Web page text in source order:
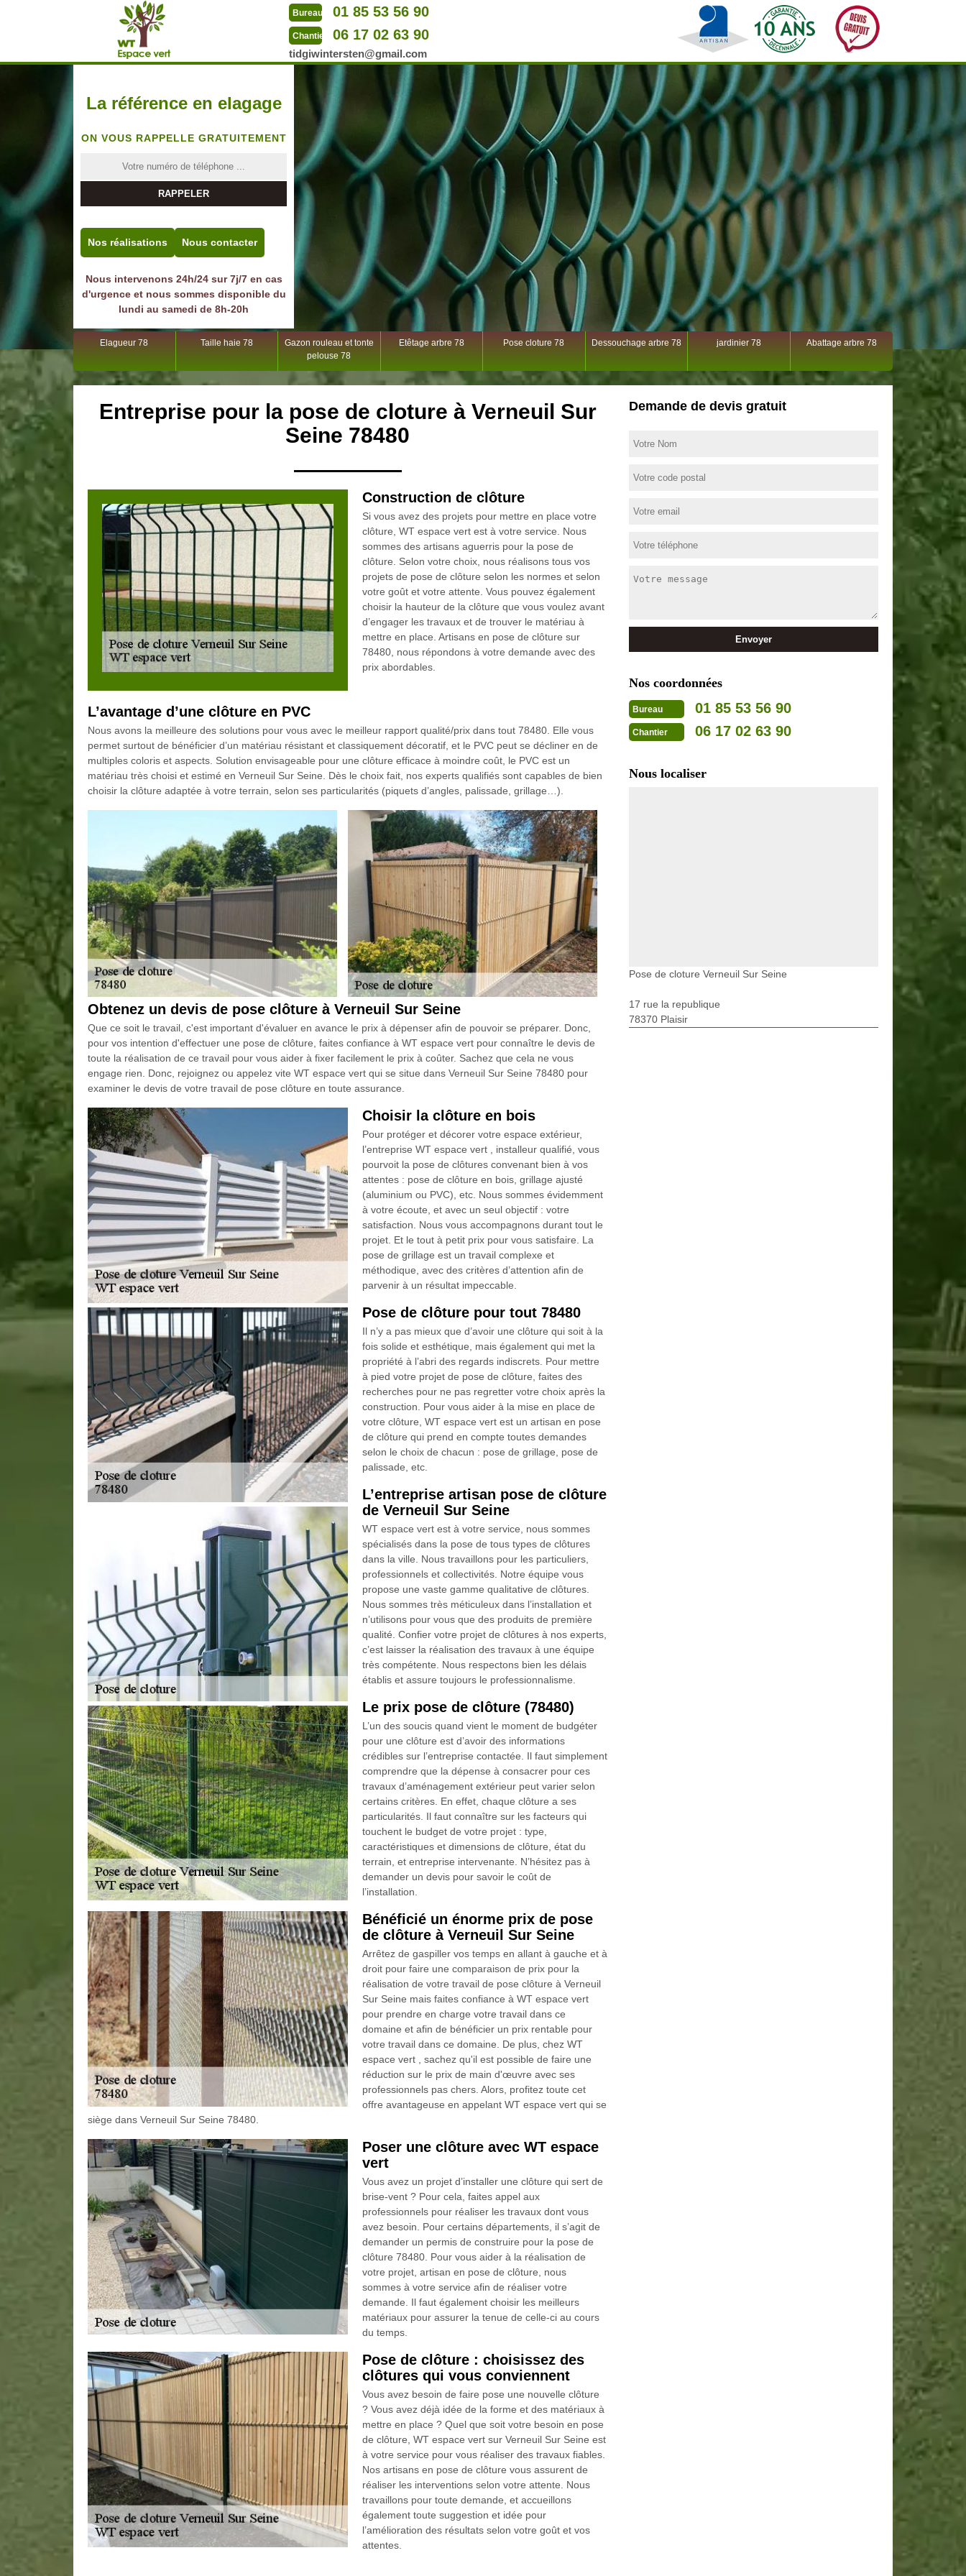
Bureau 01 85 53 56 90
Chantier 06 17 02 63 90
tidgiwintersten@gmail.com
La référence en elagage
ON VOUS RAPPELLE GRATUITEMENT
Nos réalisations Nous contacter
Nous intervenons 24h/24 sur 7j/7 en cas
d'urgence et nous sommes disponible du
lundi au samedi de 8h-20h
Elagueur 78 Taille haie 78
Gazon rouleau et tonte
pelouse 78
Etêtage arbre 78 Pose cloture 78 Dessouchage arbre 78 jardinier 78 Abattage arbre 78
Entreprise pour la pose de cloture à Verneuil Sur
Seine 78480
Construction de clôture
Si vous avez des projets pour mettre en place votre
clôture, WT espace vert est à votre service. Nous
sommes des artisans aguerris pour la pose de
clôture. Selon votre choix, nous réalisons tous vos
projets de pose de clôture selon les normes et selon
votre goût et votre attente. Vous pouvez également
choisir la hauteur de la clôture que vous voulez avant
d’engager les travaux et de trouver le matériau à
mettre en place. Artisans en pose de clôture sur
78480, nous répondons à votre demande avec des
prix abordables.
L’avantage d’une clôture en PVC
Nous avons la meilleure des solutions pour vous avec le meilleur rapport qualité/prix dans tout 78480. Elle vous
permet surtout de bénéficier d’un matériau résistant et classiquement décoratif, et le PVC peut se décliner en de
multiples coloris et aspects. Solution envisageable pour une clôture efficace à moindre coût, le PVC est un
matériau très choisi et estimé en Verneuil Sur Seine. Dès le choix fait, nos experts qualifiés sont capables de bien
choisir la clôture adaptée à votre terrain, selon ses particularités (piquets d’angles, palissade, grillage…).
Obtenez un devis de pose clôture à Verneuil Sur Seine
Que ce soit le travail, c'est important d'évaluer en avance le prix à dépenser afin de pouvoir se préparer. Donc,
pour vos intention d'effectuer une pose de clôture, faites confiance à WT espace vert pour connaître le devis de
toute la réalisation de ce travail pour vous aider à fixer facilement le prix à coûter. Sachez que cela ne vous
engage rien. Donc, rejoignez ou appelez vite WT espace vert qui se situe dans Verneuil Sur Seine 78480 pour
examiner le devis de votre travail de pose clôture en toute assurance.
Choisir la clôture en bois
Pour protéger et décorer votre espace extérieur,
l’entreprise WT espace vert , installeur qualifié, vous
pourvoit la pose de clôtures convenant bien à vos
attentes : pose de clôture en bois, grillage ajusté
(aluminium ou PVC), etc. Nous sommes évidemment
à votre écoute, et avec un seul objectif : votre
satisfaction. Nous vous accompagnons durant tout le
projet. Et le tout à petit prix pour vous satisfaire. La
pose de grillage est un travail complexe et
méthodique, avec des critères d’attention afin de
parvenir à un résultat impeccable.
Pose de clôture pour tout 78480
Il n’y a pas mieux que d’avoir une clôture qui soit à la
fois solide et esthétique, mais également qui met la
propriété à l’abri des regards indiscrets. Pour mettre
à pied votre projet de pose de clôture, faites des
recherches pour ne pas regretter votre choix après la
construction. Pour vous aider à la mise en place de
votre clôture, WT espace vert est un artisan en pose
de clôture qui prend en compte toutes demandes
selon le choix de chacun : pose de grillage, pose de
palissade, etc.
L’entreprise artisan pose de clôture
de Verneuil Sur Seine
WT espace vert est à votre service, nous sommes
spécialisés dans la pose de tous types de clôtures
dans la ville. Nous travaillons pour les particuliers,
professionnels et collectivités. Notre équipe vous
propose une vaste gamme qualitative de clôtures.
Nous sommes très méticuleux dans l’installation et
n’utilisons pour vous que des produits de première
qualité. Confier votre projet de clôtures à nos experts,
c’est laisser la réalisation des travaux à une équipe
très compétente. Nous respectons bien les délais
établis et assure toujours le professionnalisme.
Le prix pose de clôture (78480)
L’un des soucis quand vient le moment de budgéter
pour une clôture est d’avoir des informations
crédibles sur l’entreprise contactée. Il faut simplement
comprendre que la dépense à consacrer pour ces
travaux d’aménagement extérieur peut varier selon
certains critères. En effet, chaque clôture a ses
particularités. Il faut connaître sur les facteurs qui
touchent le budget de votre projet : type,
caractéristiques et dimensions de clôture, état du
terrain, et entreprise intervenante. N’hésitez pas à
demander un devis pour savoir le coût de
l’installation.
Bénéficié un énorme prix de pose
de clôture à Verneuil Sur Seine
Arrêtez de gaspiller vos temps en allant à gauche et à
droit pour faire une comparaison de prix pour la
réalisation de votre travail de pose clôture à Verneuil
Sur Seine mais faites confiance à WT espace vert
pour prendre en charge votre travail dans ce
domaine et afin de bénéficier un prix rentable pour
votre travail dans ce domaine. De plus, chez WT
espace vert , sachez qu'il est possible de faire une
réduction sur le prix de main d'œuvre avec ses
professionnels pas chers. Alors, profitez toute cet
offre avantageuse en appelant WT espace vert qui se
siège dans Verneuil Sur Seine 78480.
Poser une clôture avec WT espace
vert
Vous avez un projet d’installer une clôture qui sert de
brise-vent ? Pour cela, faites appel aux
professionnels pour réaliser les travaux dont vous
avez besoin. Pour certains départements, il s’agit de
demander un permis de construire pour la pose de
clôture 78480. Pour vous aider à la réalisation de
votre projet, artisan en pose de clôture, nous
sommes à votre service afin de réaliser votre
demande. Il faut également choisir les meilleurs
matériaux pour assurer la tenue de celle-ci au cours
du temps.
Pose de clôture : choisissez des
clôtures qui vous conviennent
Vous avez besoin de faire pose une nouvelle clôture
? Vous avez déjà idée de la forme et des matériaux à
mettre en place ? Quel que soit votre besoin en pose
de clôture, WT espace vert sur Verneuil Sur Seine est
à votre service pour vous réaliser des travaux fiables.
Nos artisans en pose de clôture vous assurent de
réaliser les interventions selon votre attente. Nous
travaillons pour toute demande, et accueillons
également toute suggestion et idée pour
l’amélioration des résultats selon votre goût et vos
attentes.
Demande de devis gratuit
Nos coordonnées
Bureau 01 85 53 56 90
Chantier 06 17 02 63 90
Nous localiser
Pose de cloture Verneuil Sur Seine
17 rue la republique
78370 Plaisir